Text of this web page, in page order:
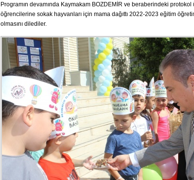
Programın devamında Kaymakam BOZDEMİR ve beraberindeki protokol
öğrencilerine sokak hayvanları için mama dağıttı 2022-2023 eğitim
olmasını dilediler.